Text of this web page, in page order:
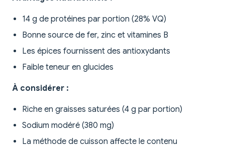
14 g de protéines par portion (28% VQ)
Bonne source de fer, zinc et vitamines B
Les épices fournissent des antioxydants
Faible teneur en glucides
À considérer :
Riche en graisses saturées (4 g par portion)
Sodium modéré (380 mg)
La méthode de cuisson affecte le contenu